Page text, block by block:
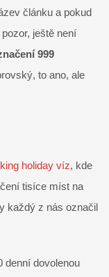
článku a pokud
ještě není
999
to ano, ale
holiday víz, kde
tisíce míst na
každý z nás označil
denní dovolenou